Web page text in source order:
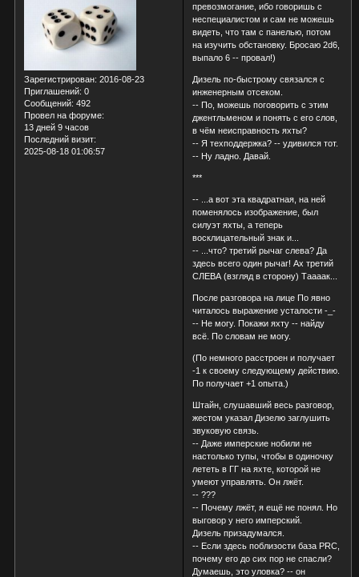
Зарегистрирован: 2016-08-23
Приглашений: 0
Сообщений: 492
Провел на форуме:
13 дней 9 часов
Последний визит:
2025-08-18 01:06:57
превозмогание, ибо говоришь с
неспециалистом и сам не можешь
видеть, что там с панелью, потом
на изучить обстановку. Бросаю 2d6,
выпало 6 -- провал!)
Дизель по-быстрому связался с
инженерным отсеком.
-- По, можешь поговорить с этим
джентльменом и понять с его слов,
в чём неисправность яхты?
-- Я техподдержка? -- удивился тот.
-- Ну ладно. Давай.
***
-- ...а вот эта квадратная, на ней
поменялось изображение, был
силуэт яхты, а теперь
восклицательный знак и...
-- ...что? третий рычаг слева? Да
здесь всего один рычаг! Ах третий
СЛЕВА (взгляд в сторону) Таааак...
После разговора на лице По явно
читалось выражение усталости -_-
-- Не могу. Покажи яхту -- найду
всё. По словам не могу.
(По немного расстроен и получает
-1 к своему следующему действию.
По получает +1 опыта.)
Штайн, слушавший весь разговор,
жестом указал Дизелю заглушить
звуковую связь.
-- Даже имперские нобили не
настолько тупы, чтобы в одиночку
лететь в ГГ на яхте, которой не
умеют управлять. Он лжёт.
-- ???
-- Почему лжёт, я ещё не понял. Но
выговор у него имперский.
Дизель призадумался.
-- Если здесь поблизости база PRC,
почему его до сих пор не спасли?
Думаешь, это уловка? -- он